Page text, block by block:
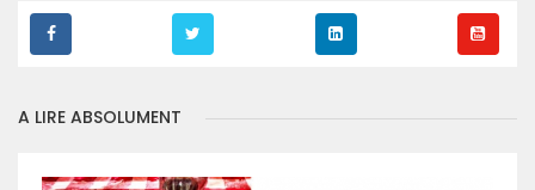
A LIRE ABSOLUMENT